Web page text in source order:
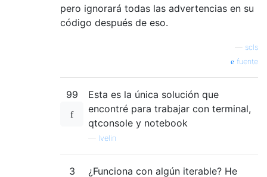
pero ignorará todas las advertencias en su
código después de eso.
scls
fuente
99
Esta es la única solución que
encontré para trabajar con terminal,
qtconsole y notebook
— Ivelin
3
¿Funciona con algún iterable? He